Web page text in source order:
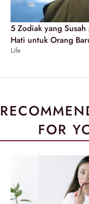
5 Zodiak yang
Hati untuk Orang
Life
FOR